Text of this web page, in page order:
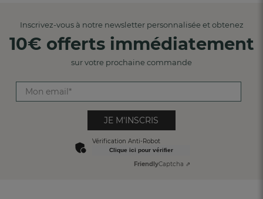
Inscrivez-vous à notre newsletter personnalisée et obtenez
10€ offerts immédiatement
sur votre prochaine commande
JE M'INSCRIS
Vérification Anti-Robot
Clique ici pour vérifier
FriendlyCaptcha ⇗